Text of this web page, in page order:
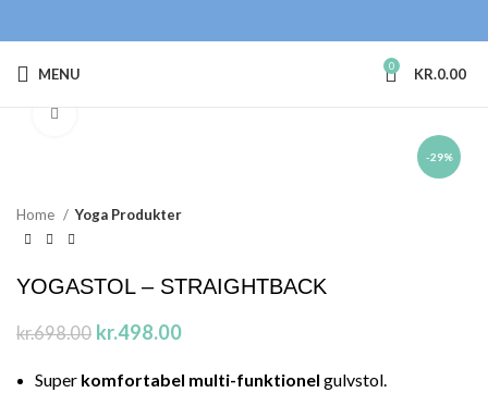
MENU 0 KR.0.00
-29%
Home Yoga Produkter
YOGASTOL – STRAIGHTBACK
kr.698.00 kr.498.00
Super komfortabel multi-funktionel gulvstol.